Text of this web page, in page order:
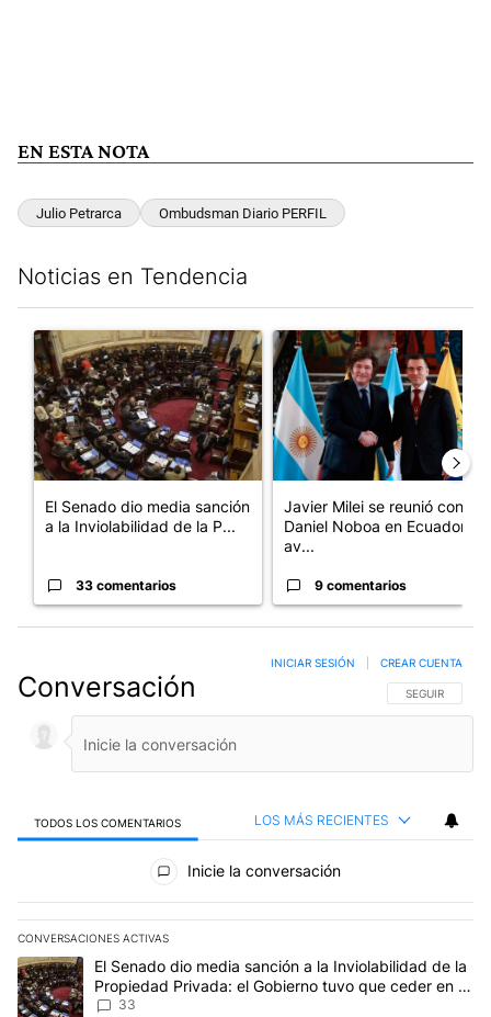
EN ESTA NOTA
Julio Petrarca Ombudsman Diario PERFIL
Noticias en Tendencia
Un artículo de tendencia con el título "El Senado dio media
El Senado dio media sanción
a la Inviolabilidad de la P...
33 comentarios
Un artículo de tendencia con
Javier Milei se reunió con
Daniel Noboa en Ecuador y
av...
9 comentarios
Conversación SIGA ESTA
SEGUIR
INICIAR SESIÓN CREAR CUENTA
TODOS LOS COMENTARIOS LOS MÁS RECIENTES
Todos los comentarios
Inicie la conversación
CONVERSACIONES ACTIVAS
Este listado muestra los artículos con más comentarios en los
Un artículo de tendencia con el título "El Senado dio media
El Senado dio media sanción a la Inviolabilidad de la
Propiedad Privada: el Gobierno tuvo que ceder en la
Ley del Manejo del Fuego
33